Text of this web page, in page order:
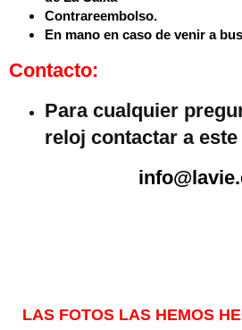
Contrareembolso.
En mano en caso de venir a
Contacto:
Para cualquier
reloj contactar a
LAS FOTOS LAS HEMOS